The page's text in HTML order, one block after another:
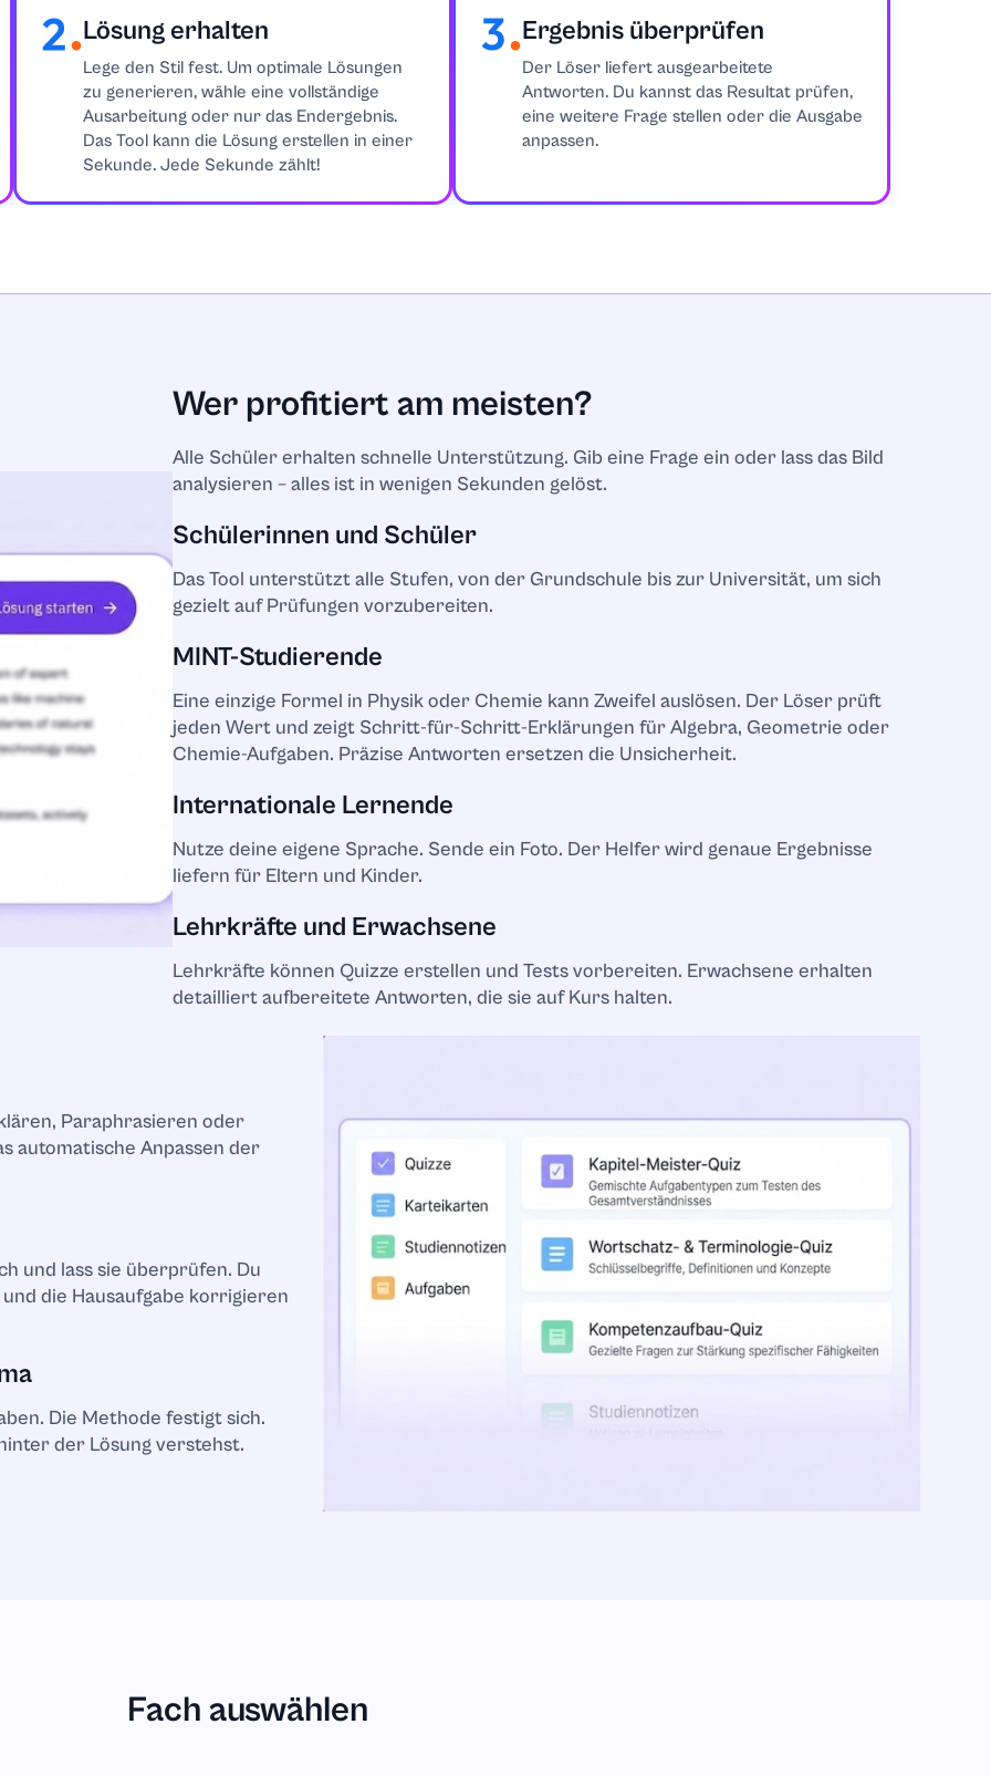
und
Fragen
Lösung erhalten
Lege den Stil fest. Um optimale Lösungen
zu generieren, wähle eine vollständige
Ausarbeitung oder nur das Endergebnis.
Das Tool kann die Lösung erstellen in einer
Sekunde. Jede Sekunde zählt!
Ergebnis überprüfen
Der Löser liefert ausgearbeitete
Antworten. Du kannst das Resultat prüfen,
eine weitere Frage stellen oder die Ausgabe
anpassen.
Wer profitiert am meisten?
Alle Schüler erhalten schnelle Unterstützung. Gib eine Frage ein oder lass das Bild
analysieren – alles ist in wenigen Sekunden gelöst.
Schülerinnen und Schüler
Das Tool unterstützt alle Stufen, von der Grundschule bis zur Universität, um sich
gezielt auf Prüfungen vorzubereiten.
MINT-Studierende
Eine einzige Formel in Physik oder Chemie kann Zweifel auslösen. Der Löser prüft
jeden Wert und zeigt Schritt-für-Schritt-Erklärungen für Algebra, Geometrie oder
Chemie-Aufgaben. Präzise Antworten ersetzen die Unsicherheit.
Internationale Lernende
Nutze deine eigene Sprache. Sende ein Foto. Der Helfer wird genaue Ergebnisse
liefern für Eltern und Kinder.
Lehrkräfte und Erwachsene
Lehrkräfte können Quizze erstellen und Tests vorbereiten. Erwachsene erhalten
detailliert aufbereitete Antworten, die sie auf Kurs halten.
Paraphrasieren oder
automatische Anpassen der
und lass sie überprüfen. Du
die Hausaufgabe korrigieren
Die Methode festigt sich.
der Lösung verstehst.
Fach auswählen